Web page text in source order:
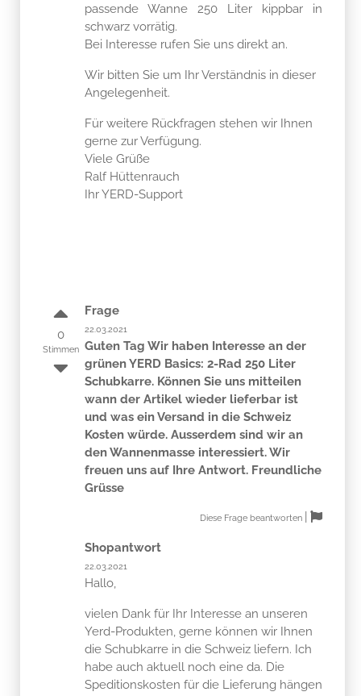
passende Wanne 250 Liter kippbar in
schwarz vorrätig.
Bei Interesse rufen Sie uns direkt an.
Wir bitten Sie um Ihr Verständnis in dieser
Angelegenheit.
Für weitere Rückfragen stehen wir Ihnen
gerne zur Verfügung.
Viele Grüße
Ralf Hüttenrauch
Ihr YERD-Support
0
Stimmen
Frage
22.03.2021
Guten Tag Wir haben Interesse an der
grünen YERD Basics: 2-Rad 250 Liter
Schubkarre. Können Sie uns mitteilen
wann der Artikel wieder lieferbar ist
und was ein Versand in die Schweiz
Kosten würde. Ausserdem sind wir an
den Wannenmasse interessiert. Wir
freuen uns auf Ihre Antwort. Freundliche
Grüsse
Diese Frage beantworten
Shopantwort
22.03.2021
Hallo,
vielen Dank für Ihr Interesse an unseren
Yerd-Produkten, gerne können wir Ihnen
die Schubkarre in die Schweiz liefern. Ich
habe auch aktuell noch eine da. Die
Speditionskosten für die Lieferung hängen